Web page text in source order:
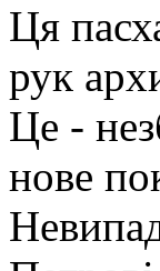
Ця
рук
Це -
нове